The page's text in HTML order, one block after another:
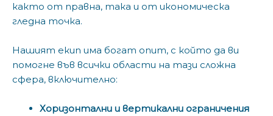
както от правна, така и от икономическа
гледна точка.
Нашият екип има богат опит, с който да ви
помогне във всички области на тази сложна
сфера, включително:
Хоризонтални и вертикални ограничения